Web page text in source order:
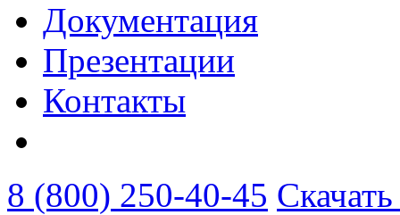
Документация
Презентации
Контакты
8 (800) 250-40-45